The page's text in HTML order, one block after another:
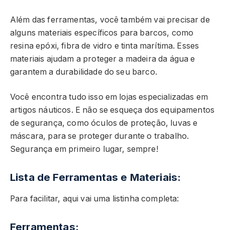
Além das ferramentas, você também vai precisar de
alguns materiais específicos para barcos, como
resina epóxi, fibra de vidro e tinta marítima. Esses
materiais ajudam a proteger a madeira da água e
garantem a durabilidade do seu barco.
Você encontra tudo isso em lojas especializadas em
artigos náuticos. E não se esqueça dos equipamentos
de segurança, como óculos de proteção, luvas e
máscara, para se proteger durante o trabalho.
Segurança em primeiro lugar, sempre!
Lista de Ferramentas e Materiais:
Para facilitar, aqui vai uma listinha completa:
Ferramentas: